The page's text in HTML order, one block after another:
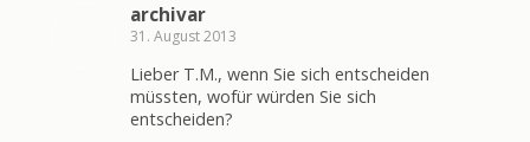
archivar
31. August 2013
Lieber T.M., wenn Sie sich entscheiden
müssten, wofür würden Sie sich
entscheiden?